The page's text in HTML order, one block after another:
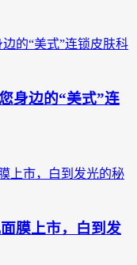
身边的“美式”连
膜上市，白到发